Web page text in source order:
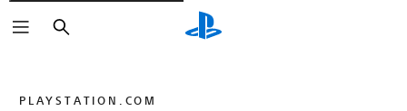
Zoeken
PLAYSTATION.COM